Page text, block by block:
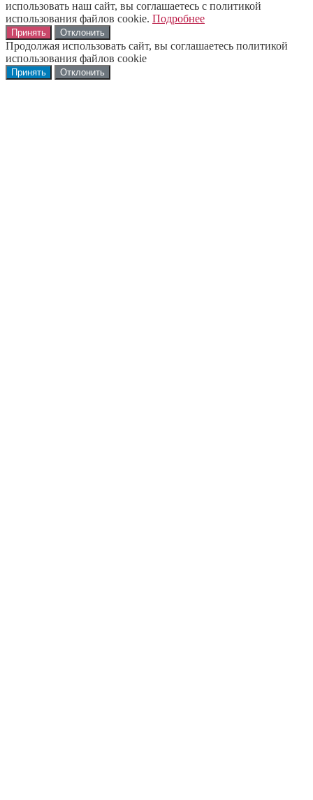
использовать наш сайт, вы соглашаетесь с политикой
использования файлов cookie. Подробнее
Принять Отклонить
Продолжая использовать сайт, вы соглашаетесь политикой
использования файлов cookie
Принять Отклонить